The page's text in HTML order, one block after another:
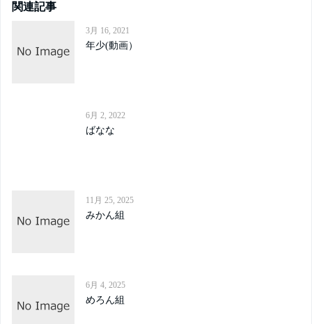
関連記事
3月 16, 2021
年少(動画）
6月 2, 2022
ばなな
11月 25, 2025
みかん組
6月 4, 2025
めろん組